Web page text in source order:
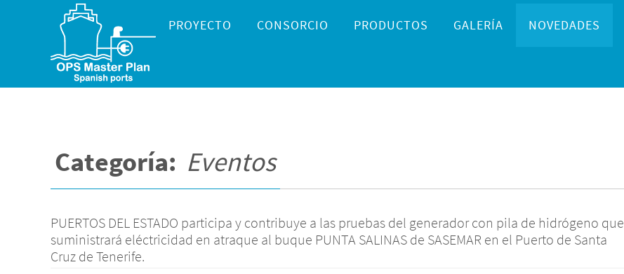
contenido
contenido
PROYECTO CONSORCIO PRODUCTOS GALERÍA NOVEDADES
Categoría: Eventos
PUERTOS DEL ESTADO participa y contribuye a las pruebas del generador con pila de hidrógeno que
suministrará eléctricidad en atraque al buque PUNTA SALINAS de SASEMAR en el Puerto de Santa
Cruz de Tenerife.